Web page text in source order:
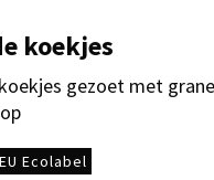
koekjes
gezoet met
EU Ecolabel